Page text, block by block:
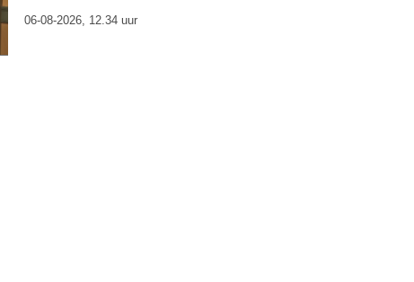
06-08-2026, 12.34 uur